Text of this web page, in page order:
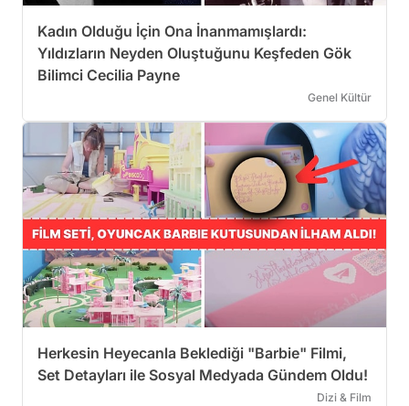
Kadın Olduğu İçin Ona İnanmamışlardı:
Yıldızların Neyden Oluştuğunu Keşfeden Gök
Bilimci Cecilia Payne
Genel Kültür
Herkesin Heyecanla Beklediği "Barbie" Filmi,
Set Detayları ile Sosyal Medyada Gündem Oldu!
Dizi & Film